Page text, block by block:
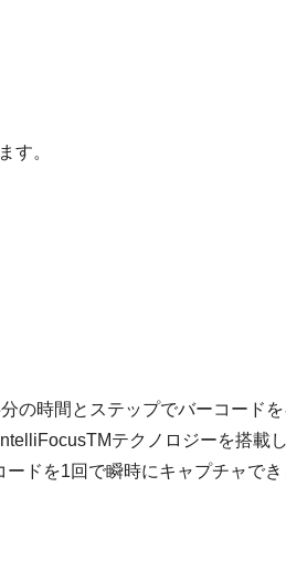
す。
の時間とステップでバーコード
テクノロジーを搭載
ドを1回で瞬時にキャプチャでき